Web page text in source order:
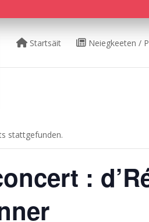
Startsäit Neiegkeeten /
stattgefunden.
: